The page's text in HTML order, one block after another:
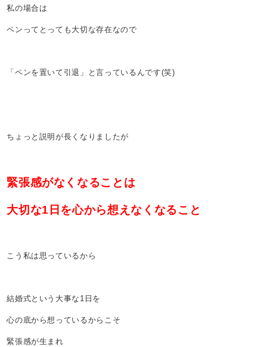
私の場合は
ペンってとっても大切な存在なので
「ペンを置いて引退」と言っているんです(笑)
ちょっと説明が長くなりましたが
緊張感がなくなることは
大切な1日を心から想えなくなること
こう私は思っているから
結婚式という大事な1日を
心の底から想っているからこそ
緊張感が生まれ